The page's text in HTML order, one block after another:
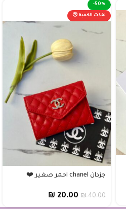
-50%
نفذت الكمية 😢
جزدان chanel احمر صغير ❤️
₪40.00
₪ 20.00